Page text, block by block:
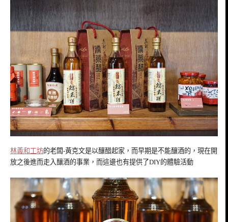
林義和工坊的老闆-黃克文是以釀醋起家，而早期是不能釀酒的，現在開
放之後進而走入釀酒的事業，而這邊也有提供了DIY的體驗活動